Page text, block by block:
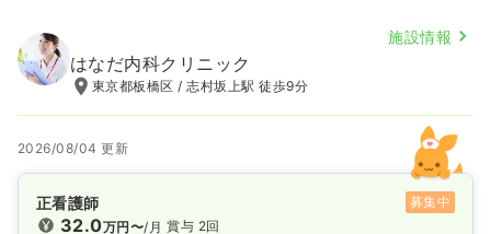
施設情報
はなだ内科クリニック
東京都板橋区 / 志村坂上駅 徒歩9分
2026/08/04 更新
正看護師 募集中
32.0万円〜/月 賞与 2回